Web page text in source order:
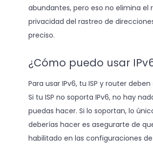
abundantes, pero eso no elimina el
privacidad del rastreo de
preciso.
¿Cómo puedo usar
Para usar IPv6, tu ISP y router
Si tu ISP no soporta IPv6, no hay
puedas hacer. Si lo soportan, lo
deberías hacer es asegurarte de
habilitado en las configuraciones